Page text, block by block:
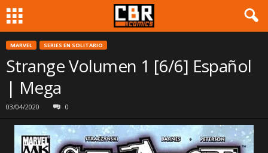
MARVEL SERIES EN SOLITARIO
Strange Volumen 1 [6/6] Español
| Mega
03/04/2020 0